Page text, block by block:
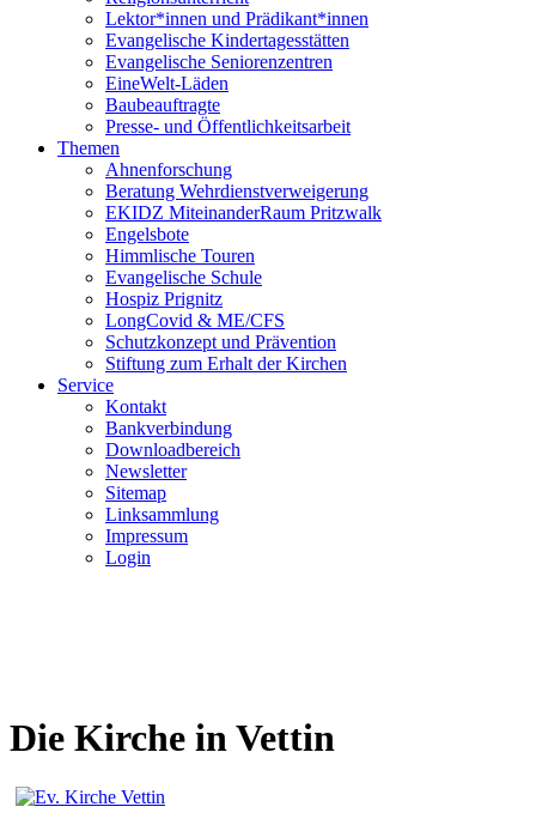
Lektor*innen und Prädikant*innen
Evangelische Kindertagesstätten
Evangelische Seniorenzentren
EineWelt-Läden
Baubeauftragte
Presse- und Öffentlichkeitsarbeit
Themen
Ahnenforschung
Beratung Wehrdienstverweigerung
EKIDZ MiteinanderRaum Pritzwalk
Engelsbote
Himmlische Touren
Evangelische Schule
Hospiz Prignitz
LongCovid & ME/CFS
Schutzkonzept und Prävention
Stiftung zum Erhalt der Kirchen
Service
Kontakt
Bankverbindung
Downloadbereich
Newsletter
Sitemap
Linksammlung
Impressum
Login
Die Kirche in Vettin